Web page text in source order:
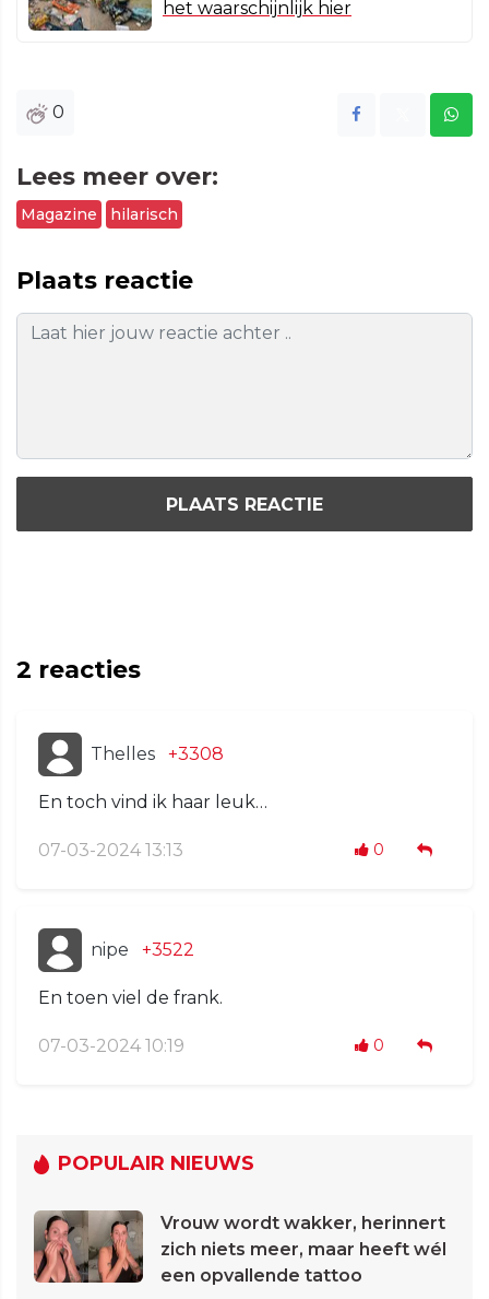
het waarschijnlijk hier
0
Lees meer over:
Magazine hilarisch
Plaats reactie
PLAATS REACTIE
2 reacties
Thelles +3308
En toch vind ik haar leuk…
07-03-2024 13:13 0
nipe +3522
En toen viel de frank.
07-03-2024 10:19 0
POPULAIR NIEUWS
Vrouw wordt wakker, herinnert
zich niets meer, maar heeft wél
een opvallende tattoo